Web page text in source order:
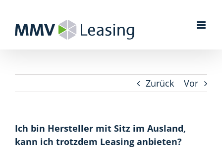
springen
Zurück Vor
Ich bin Hersteller mit Sitz im Ausland,
kann ich trotzdem Leasing anbieten?